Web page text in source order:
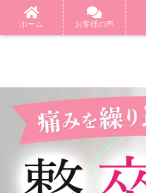
ホーム お客様の声